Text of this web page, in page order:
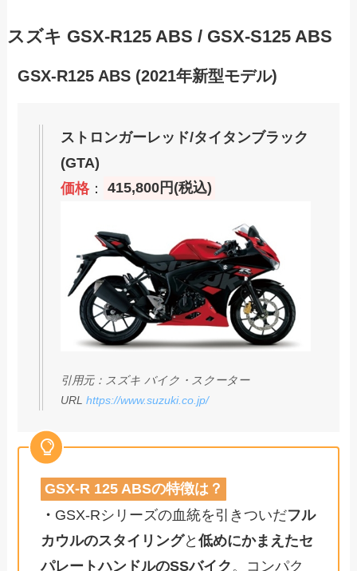
スズキ GSX-R125 ABS / GSX-S125 ABS
GSX-R125 ABS (2021年新型モデル)
ストロンガーレッド/タイタンブラック
(GTA)
価格 ： 415,800円(税込)
引用元：スズキ バイク・スクーター
URLhttps://www.suzuki.co.jp/
GSX-R 125 ABSの特徴は？
・ GSX-Rシリーズの血統を引きついだフル
カウルのスタイリングと低めにかまえたセ
パレートハンドルのSSバイク 。コンパク